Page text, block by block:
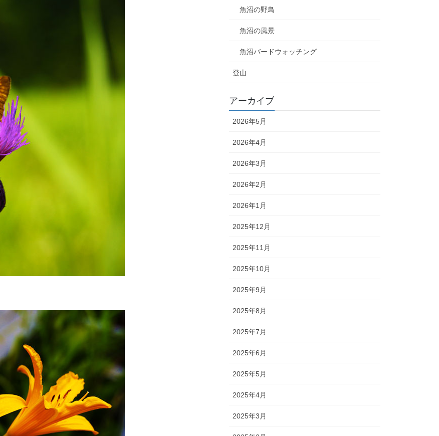
魚沼の野鳥
魚沼の風景
魚沼バードウォッチング
登山
アーカイブ
2026年5月
2026年4月
2026年3月
2026年2月
2026年1月
2025年12月
2025年11月
2025年10月
2025年9月
2025年8月
2025年7月
2025年6月
2025年5月
2025年4月
2025年3月